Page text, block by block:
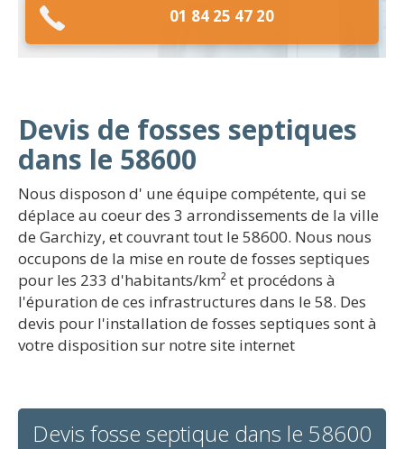
01 84 25 47 20
Devis de fosses septiques
dans le 58600
Nous disposon d' une équipe compétente, qui se
déplace au coeur des 3 arrondissements de la ville
de Garchizy, et couvrant tout le 58600. Nous nous
occupons de la mise en route de fosses septiques
pour les 233 d'habitants/km² et procédons à
l'épuration de ces infrastructures dans le 58. Des
devis pour l'installation de fosses septiques sont à
votre disposition sur notre site internet
Devis fosse septique dans le 58600